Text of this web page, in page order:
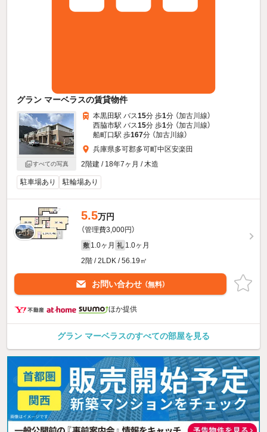
グラン マーベラスの賃貸物件
すべての写真
本黒田駅 バス15分 歩1分 （加古川線）
西脇市駅 バス15分 歩1分 （加古川線）
船町口駅 歩167分 （加古川線）
兵庫県多可郡多可町中区安楽田
2階建 / 18年7ヶ月 / 木造
駐車場あり 駐輪場あり
5.5万円
（管理費3,000円）
敷 1.0ヶ月 礼 1.0ヶ月
2階 / 2LDK / 56.19㎡
お問い合わせ （無料）
ほか提供
グラン マーベラスのすべての部屋を見る